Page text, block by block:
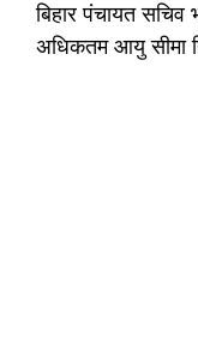
बिहार पंचायत
अधिकतम आयु सीमा